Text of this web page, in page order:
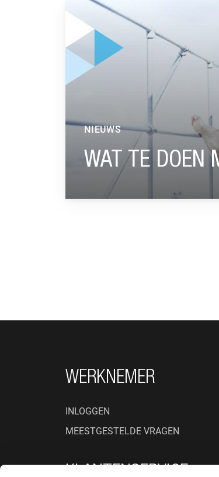
GA NAAR “WAT TE DOEN MET HET
WAT TE DOEN
NIEUWS
FOOTER
WERKNEMER
INLOGGEN
MEESTGESTELDE VRAGEN